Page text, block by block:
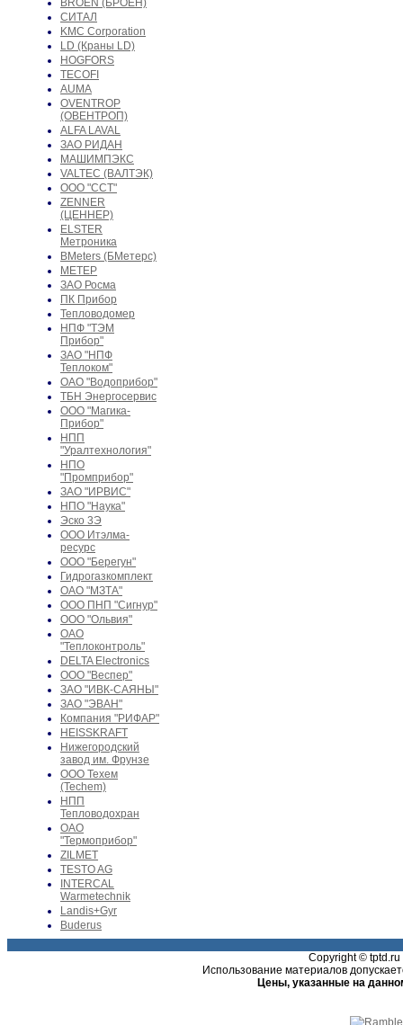
BROEN (БРОЕН)
СИТАЛ
KMC Corporation
LD (Краны LD)
HOGFORS
TECOFI
AUMA
OVENTROP
(ОВЕНТРОП)
ALFA LAVAL
ЗАО РИДАН
МАШИМПЭКС
VALTEC (ВАЛТЭК)
ООО "ССТ"
ZENNER
(ЦЕННЕР)
ELSTER
Метроника
BMeters (БМетерс)
МЕТЕР
ЗАО Росма
ПК Прибор
Тепловодомер
НПФ "ТЭМ
Прибор"
ЗАО "НПФ
Теплоком"
ОАО "Водоприбор"
ТБН Энергосервис
ООО "Магика-
Прибор"
НПП
"Уралтехнология"
НПО
"Промприбор"
ЗАО "ИРВИС"
НПО "Наука"
Эско 3Э
ООО Итэлма-
ресурс
ООО "Берегун"
Гидрогазкомплект
ОАО "МЗТА"
ООО ПНП "Сигнур"
ООО "Ольвия"
ОАО
"Теплоконтроль"
DELTA Electronics
ООО "Веспер"
ЗАО "ИВК-САЯНЫ"
ЗАО "ЭВАН"
Компания "РИФАР"
HEISSKRAFT
Нижегородский
завод им. Фрунзе
ООО Техем
(Techem)
НПП
Тепловодохран
ОАО
"Термоприбор"
ZILMET
TESTO AG
INTERCAL
Warmetechnik
Landis+Gyr
Buderus
Copyright ©
Использование материалов
Цены, указанные на